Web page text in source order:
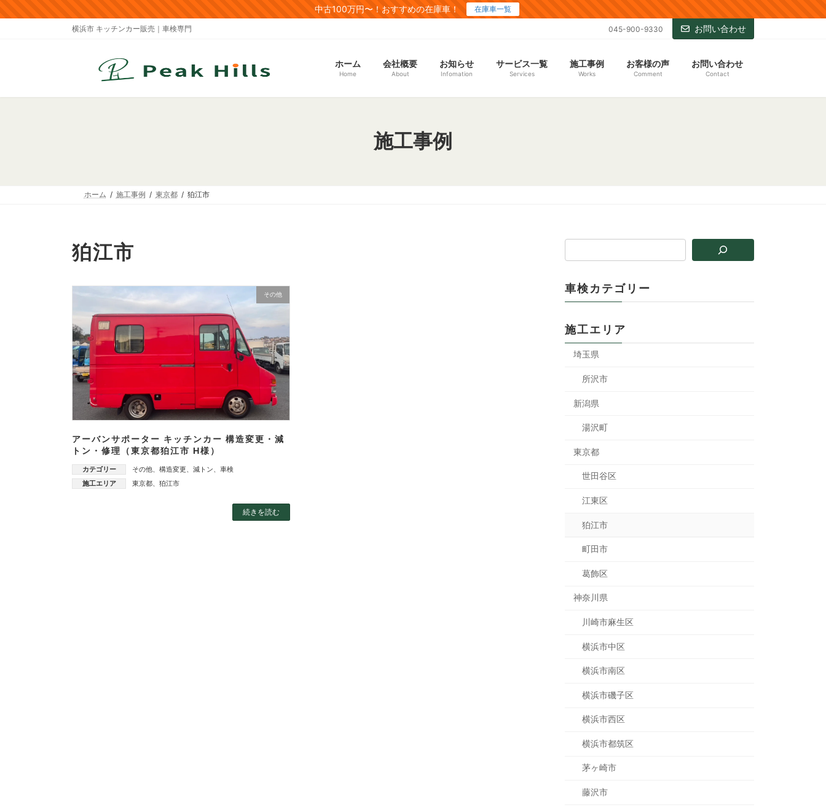
ン
キ
ビ
に
中古100万円〜！おすすめの在庫車！ 在庫車一覧
横浜市 キッチンカー販売｜車検専門 045-900-9330 お問い合わせ
ホーム
Home
会社概要
About
お知らせ
Infomation
サービス一覧
Services
施工事例
Works
お客様の声
Comment
お問い合わせ
Contact
施工事例
ホーム 施工事例 東京都 狛江市
狛江市
その他
アーバンサポーター キッチンカー 構造変更・減
トン・修理（東京都狛江市 H様）
カテゴリー その他、 構造変更、 減トン、 車検
施工エリア
東京都、 狛江市
続きを読む
車検カテゴリー
施工エリア
埼玉県
所沢市
新潟県
湯沢町
東京都
世田谷区
江東区
狛江市
町田市
葛飾区
神奈川県
川崎市麻生区
横浜市中区
横浜市南区
横浜市磯子区
横浜市西区
横浜市都筑区
茅ヶ崎市
藤沢市